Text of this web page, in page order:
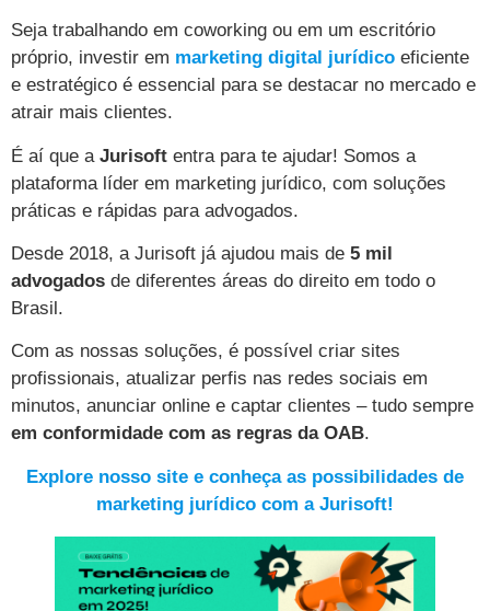
Seja trabalhando em coworking ou em um escritório
próprio, investir em marketing digital jurídico eficiente
e estratégico é essencial para se destacar no mercado e
atrair mais clientes.
É aí que a Jurisoft entra para te ajudar! Somos a
plataforma líder em marketing jurídico, com soluções
práticas e rápidas para advogados.
Desde 2018, a Jurisoft já ajudou mais de 5 mil
advogados de diferentes áreas do direito em todo o
Brasil.
Com as nossas soluções, é possível criar sites
profissionais, atualizar perfis nas redes sociais em
minutos, anunciar online e captar clientes – tudo sempre
em conformidade com as regras da OAB.
Explore nosso site e conheça as possibilidades de
marketing jurídico com a Jurisoft!